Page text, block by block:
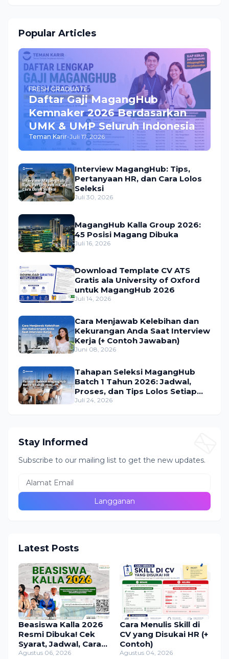
Popular Articles
FRESH GRADUATE
Daftar Gaji MagangHub
Kemnaker 2026 Berdasarkan
UMK & UMP Seluruh Indonesia
Teman Karir-Juli 17, 2026
Interview MagangHub: Tips,
Pertanyaan HR, dan Cara Lolos
Seleksi
Juli 30, 2026
MagangHub Kalla Group 2026:
45 Posisi Magang Dibuka
Juli 16, 2026
Download Template CV ATS
Gratis ala University of Oxford
untuk MagangHub 2026
Juli 14, 2026
Cara Menjawab Kelebihan dan
Kekurangan Anda Saat Interview
Kerja (+ Contoh Jawaban)
Juni 08, 2026
Tahapan Seleksi MagangHub
Batch 1 Tahun 2026: Jadwal,
Proses, dan Tips Lolos Setiap
Tahap
Juli 24, 2026
Stay Informed
Subscribe to our mailing list to get the new updates.
Latest Posts
Beasiswa Kalla 2026
Resmi Dibuka! Cek
Syarat, Jadwal, Cara
Daftar, dan
Agustus 06, 2026
Cara Menulis Skill di
CV yang Disukai HR (+
Contoh)
Agustus 04, 2026